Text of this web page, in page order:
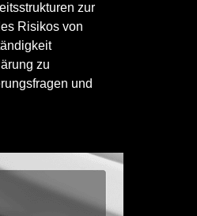
zur
Risikos von
zu
und